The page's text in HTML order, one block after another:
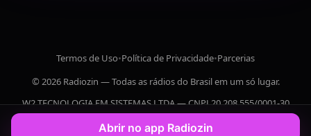
Termos de Uso•Política de Privacidade•Parcerias
© 2026 Radiozin — Todas as rádios do Brasil em um só lugar.
W2 TECNOLOGIA EM SISTEMAS LTDA — CNPJ 20.208.555/0001-30
Abrir no app Radiozin